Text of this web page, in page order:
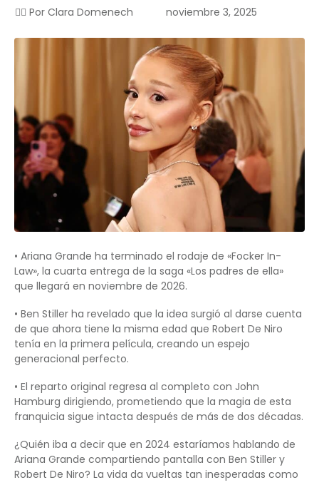
✍🏻 Por Clara Domenech noviembre 3, 2025
• Ariana Grande ha terminado el rodaje de «Focker In-
Law», la cuarta entrega de la saga «Los padres de ella»
que llegará en noviembre de 2026.
• Ben Stiller ha revelado que la idea surgió al darse cuenta
de que ahora tiene la misma edad que Robert De Niro
tenía en la primera película, creando un espejo
generacional perfecto.
• El reparto original regresa al completo con John
Hamburg dirigiendo, prometiendo que la magia de esta
franquicia sigue intacta después de más de dos décadas.
¿Quién iba a decir que en 2024 estaríamos hablando de
Ariana Grande compartiendo pantalla con Ben Stiller y
Robert De Niro? La vida da vueltas tan inesperadas como